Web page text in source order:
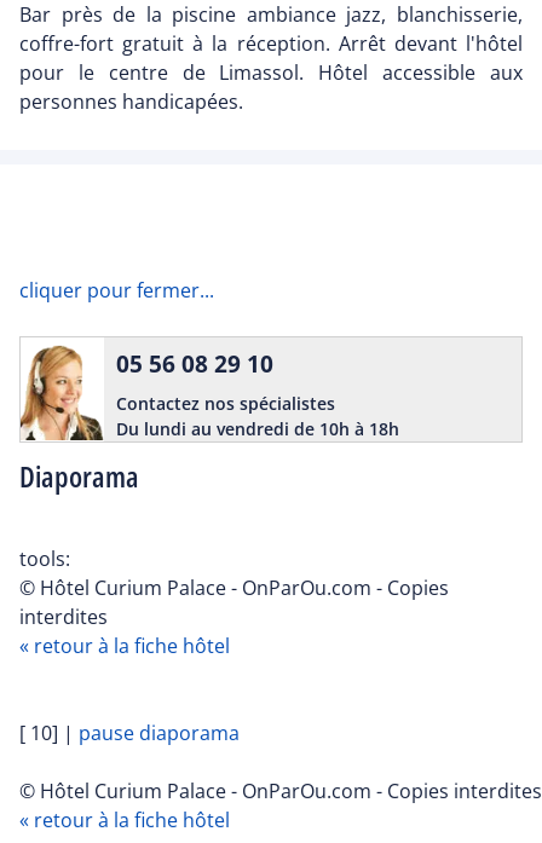
Bar près de la piscine ambiance jazz, blanchisserie,
coffre-fort gratuit à la réception. Arrêt devant l'hôtel
pour le centre de Limassol. Hôtel accessible aux
personnes handicapées.
cliquer pour fermer...
Diaporama
05 56 08 29 10
Contactez nos spécialistes
Du lundi au vendredi de 10h à 18h
tools:
© Hôtel Curium Palace - OnParOu.com - Copies
interdites
« retour à la fiche hôtel
[ 10] | pause diaporama
© Hôtel Curium Palace - OnParOu.com - Copies interdites
« retour à la fiche hôtel